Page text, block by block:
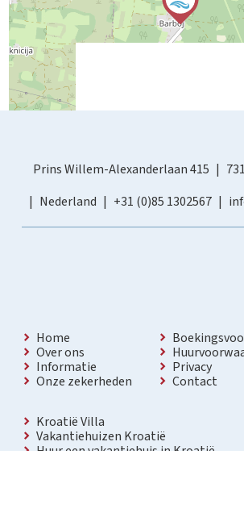
Prins Willem-Alexanderlaan 415
Nederland
+31 (0)85 1302567
Home
Over ons
Informatie
Onze zekerheden
Privacy
Contact
Kroatië Villa
Vakantiehuizen Kroatië
Huur een vakantiehuis in Kroatië